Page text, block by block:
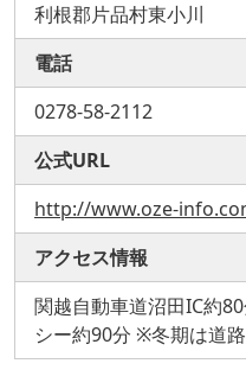
利根郡片品村東小川
電話
0278-58-2112
公式URL
http://www.oze-
アクセス情報
関越自動車道沼田IC約
シー約90分 ※冬期は道